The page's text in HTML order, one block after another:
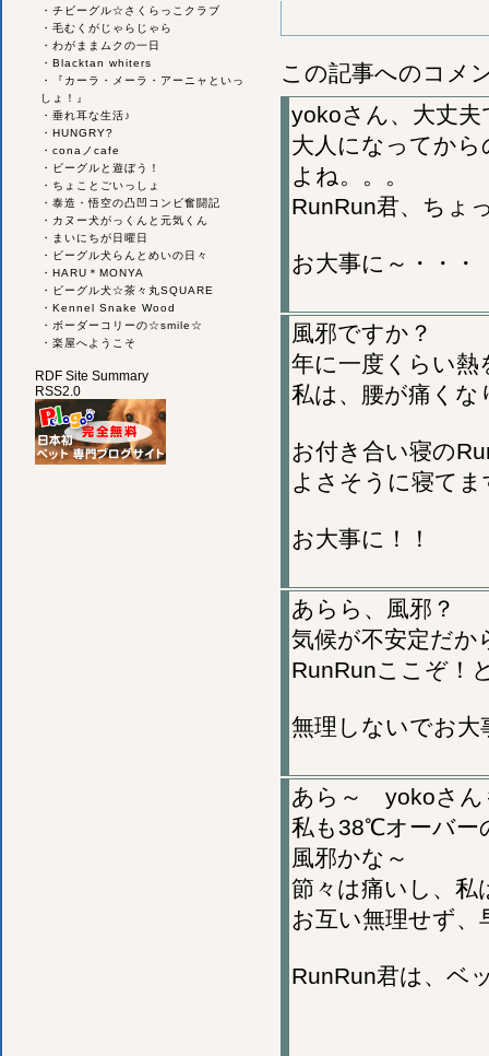
・ チビーグル☆さくらっこクラブ
・ 毛むくがじゃらじゃら
・ わがままムクの一日
・ Blacktan whiters
・
『カーラ・メーラ・アーニャといっ
しょ！』
・ 垂れ耳な生活♪
・ HUNGRY?
・ conaノcafe
・
ビーグルと遊ぼう！
・ ちょことごいっしょ
・ 泰造・悟空の凸凹コンビ奮闘記
・ カヌー犬がっくんと元気くん
・
まいにちが日曜日
・
ビーグル犬らんとめいの日々
・ HARU＊MONYA
・
ビーグル犬☆茶々丸SQUARE
・ Kennel Snake Wood
・ ボーダーコリーの☆smile☆
・ 楽屋へようこそ
RDF Site Summary
RSS2.0
この記事へのコメ
yokoさん、大丈夫
大人になってか
よね。。。
RunRun君、ちょ
お大事に～・・・
風邪ですか？
年に一度くらい
私は、腰が痛くな
お付き合い寝の
よさそうに寝てま
お大事に！！
あらら、風邪？
気候が不安定だか
RunRunここぞ！
無理しないでお大
あら～ yokoさん
私も38℃オーバー
風邪かな～
節々は痛いし、私
お互い無理せず
RunRun君は、ベ